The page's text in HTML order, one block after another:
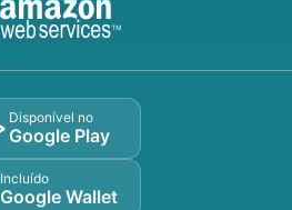
Disponível no
Google Play
Incluído
Google Wallet